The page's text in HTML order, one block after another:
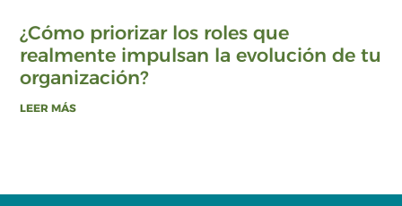
¿Cómo priorizar los roles que
realmente impulsan la evolución de tu
organización?
LEER MÁS